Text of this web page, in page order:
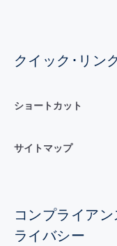
クイック･リン
ショートカット
サイトマップ
コンプライア
ライバシー